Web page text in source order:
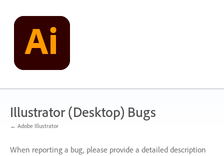
content
Illustrator (Desktop) Bugs
← Adobe Illustrator
When reporting a bug, please provide a detailed description